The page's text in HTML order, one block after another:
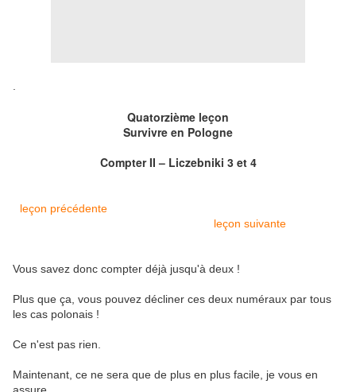
Quatorzième leçon
Survivre en Pologne
Compter II – Liczebniki 3 et 4
leçon précédente
leçon suivante
Vous savez donc compter déjà jusqu'à deux !
Plus que ça, vous pouvez décliner ces deux numéraux par tous
les cas polonais !
Ce n'est pas rien.
Maintenant, ce ne sera que de plus en plus facile, je vous en